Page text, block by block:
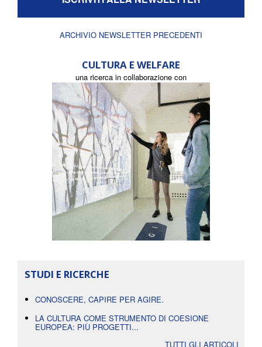
ARCHIVIO NEWSLETTER PRECEDENTI
CULTURA E WELFARE
una ricerca in collaborazione con
STUDI E RICERCHE
CONOSCERE, CAPIRE PER AGIRE.
LA CULTURA COME STRUMENTO DI COESIONE
EUROPEA: PIÙ PROGETTI...
TUTTI GLI ARTICOLI